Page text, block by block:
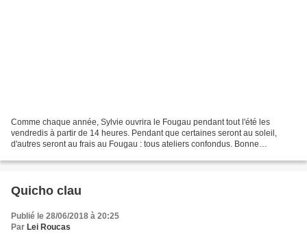
Comme chaque année, Sylvie ouvrira le Fougau pendant tout l'été les
vendredis à partir de 14 heures. Pendant que certaines seront au soleil,
d'autres seront au frais au Fougau : tous ateliers confondus. Bonne
Quicho clau
Publié le 28/06/2018 à 20:25
Par Lei Roucas